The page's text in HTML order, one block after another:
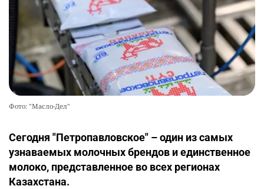
Фото: "Масло-Дел"
Сегодня "Петропавловское" – один из самых
узнаваемых молочных брендов и единственное
молоко, представленное во всех регионах
Казахстана.